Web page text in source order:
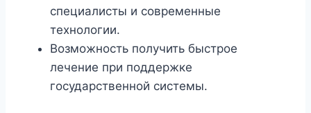
специалисты и современные
технологии.
Возможность получить быстрое
лечение при поддержке
государственной системы.